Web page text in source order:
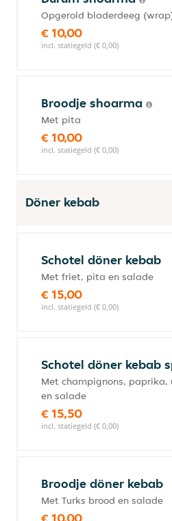
Opgerold bladerdeeg
€ 10,00
incl. statiegeld (€ 0,00)
Broodje shoarma
Met pita
€ 10,00
incl. statiegeld (€ 0,00)
Döner kebab
Schotel döner kebab
Met friet, pita en salade
€ 15,00
incl. statiegeld (€ 0,00)
Schotel döner kebab
Met champignons,
en salade
€ 15,50
incl. statiegeld (€ 0,00)
Broodje döner kebab
Met Turks brood en salade